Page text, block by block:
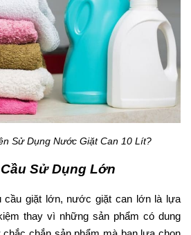
Sử Dụng Nước Giặt Can 10 Lít?
Sử Dụng Lớn
cầu giặt lớn, nước giặt can lớn là lựa
thay vì những sản phẩm có dung